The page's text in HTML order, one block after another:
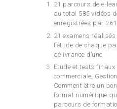
21 parcours de e-
au total 585 vidéos
enregistrées par
21 examens
l’étude de chaque
délivrance d’une
Etude et tests finaux
commerciale,
Comment être un
format numérique
parcours de